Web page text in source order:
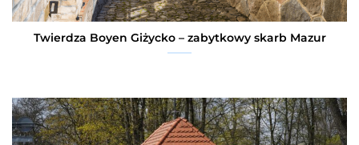
Twierdza Boyen Giżycko – zabytkowy skarb Mazur